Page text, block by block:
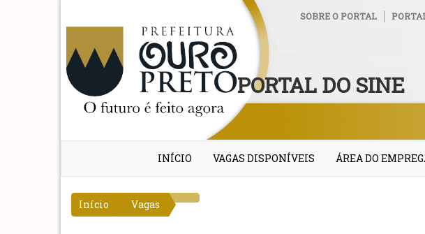
SOBRE O PORTAL
PORTAL DO SINE
INÍCIO VAGAS DISPONÍVEIS ÁREA DO
Início Vagas